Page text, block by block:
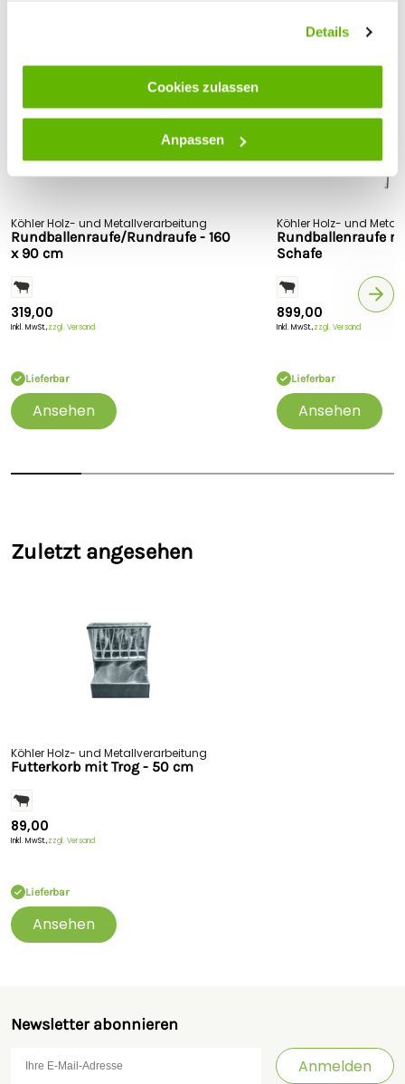
Details
Cookies zulassen
Anpassen
Köhler Holz- und Metallverarbeitung
Rundballenraufe/Rundraufe - 160
x 90 cm
319,00
Inkl. MwSt.,zzgl. Versand
Lieferbar
Ansehen
Köhler Holz- und
Rundballenraufe
Schafe
899,00
Inkl. MwSt.,zzgl. Versand
Lieferbar
Ansehen
Zuletzt angesehen
Köhler Holz- und Metallverarbeitung
Futterkorb mit Trog - 50 cm
89,00
Inkl. MwSt.,zzgl. Versand
Lieferbar
Ansehen
Newsletter abonnieren
Anmelden